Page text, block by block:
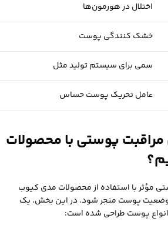
اختلال در هورمون‌ها
خشک‌ کنندگی پوست
سمی برای سیستم تولید مثل
عامل تحریک پوست حساس
پوستی با محصولات
مؤثر با استفاده از محصولات مدی‌ کیوب
وضعیت پوست منجر شود. در این بخش، یک
انواع پوست طراحی شده است: